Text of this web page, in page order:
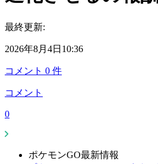
最終更新:
2026年8月4日10:36
コメント 0 件
コメント
0
ポケモンGO最新情報